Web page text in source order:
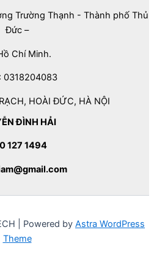
Trường Thạnh - Thành phố Thủ
Đức –
Chí Minh.
0318204083
HOÀI ĐỨC, HÀ NỘI
ĐÌNH HẢI
127 1494
| Powered by Astra WordPress
Theme